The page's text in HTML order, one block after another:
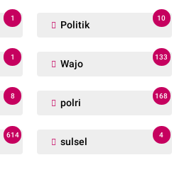
1
Politik
10
1
Wajo
133
8
polri
168
614
sulsel
4